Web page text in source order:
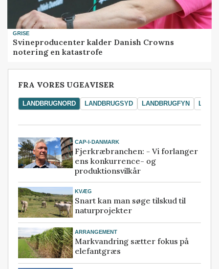
GRISE
Svineproducenter kalder Danish Crowns
notering en katastrofe
FRA VORES UGEAVISER
LANDBRUGNORD LANDBRUGSYD LANDBRUGFYN
CAP-I-DANMARK
Fjerkræbranchen: - Vi forlanger
ens konkurrence- og
produktionsvilkår
KVÆG
Snart kan man søge tilskud til
naturprojekter
ARRANGEMENT
Markvandring sætter fokus på
elefantgræs